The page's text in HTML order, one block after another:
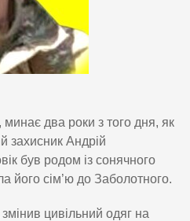
минає два роки з того дня, як
захисник Андрій
був родом із сонячного
його сім’ю до Заболотного.
змінив цивільний одяг на